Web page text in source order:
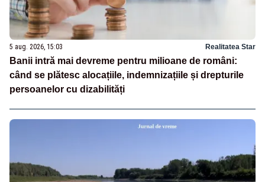
5 aug. 2026, 15:03 Realitatea Star
Banii intră mai devreme pentru milioane de români:
când se plătesc alocațiile, indemnizațiile și drepturile
persoanelor cu dizabilități